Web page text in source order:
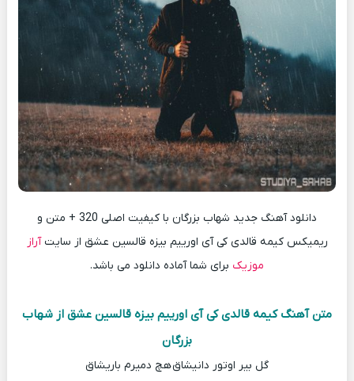
دانلود آهنگ جدید شهاب بزرگان با کیفیت اصلی 320 + متن و
ریمیکس کیمه قالدی کی آی اورییم بیزه قالسین عشق از سایتآراز
موزیک برای شما آماده دانلود می باشد.
متن آهنگ کیمه قالدی کی آی اورییم بیزه قالسین عشق از شهاب
بزرگان
گل بیر اوتور دانیشاق هچ دمیرم باریشاق